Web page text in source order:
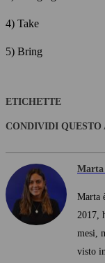
4) Take
5) Bring
ETICHETTE
CONDIVIDI QUESTO
Marta
2017,
mesi,
visto